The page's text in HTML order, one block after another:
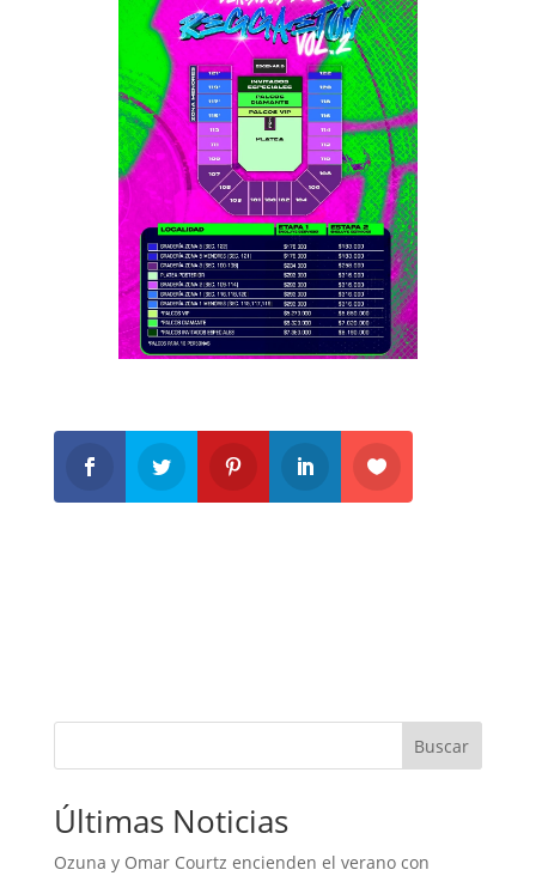
Buscar
Últimas Noticias
Ozuna y Omar Courtz encienden el verano con